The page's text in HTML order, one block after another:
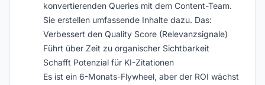
konvertierenden Queries mit dem Content-Team.
Sie erstellen umfassende Inhalte dazu. Das:
Verbessert den Quality Score (Relevanzsignale)
Führt über Zeit zu organischer Sichtbarkeit
Schafft Potenzial für KI-Zitationen
Es ist ein 6-Monats-Flywheel, aber der ROI wächst